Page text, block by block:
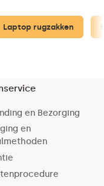
Laptop rugzakken
en Bezorging
en